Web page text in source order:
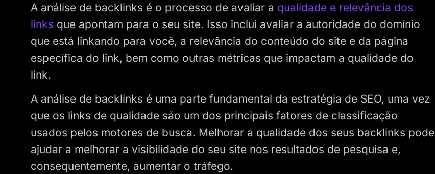
A análise de backlinks é o processo de avaliar a qualidade e relevância dos
links que apontam para o seu site. Isso inclui avaliar a autoridade do domínio
que está linkando para você, a relevância do conteúdo do site e da página
específica do link, bem como outras métricas que impactam a qualidade do
link.
A análise de backlinks é uma parte fundamental da estratégia de SEO, uma vez
que os links de qualidade são um dos principais fatores de classificação
usados pelos motores de busca. Melhorar a qualidade dos seus backlinks pode
ajudar a melhorar a visibilidade do seu site nos resultados de pesquisa e,
consequentemente, aumentar o tráfego.